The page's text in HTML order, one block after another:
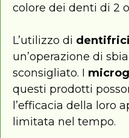
colore dei denti di 2
L’utilizzo di
un’operazione di
sconsigliato. I
questi prodotti
l’efficacia della loro
limitata nel tempo.